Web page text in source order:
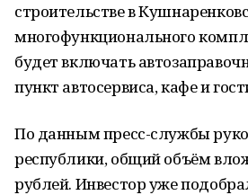
строительстве в
многофункционального
будет включать
пункт автосервиса, кафе и
По данным пресс-службы
республики, общий объём
рублей. Инвестор уже